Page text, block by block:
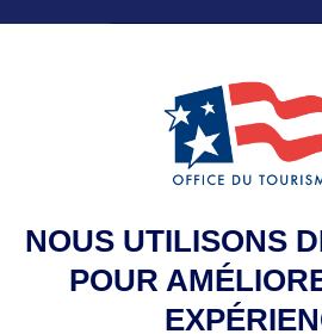
LA
NOUS UTILISONS
POUR